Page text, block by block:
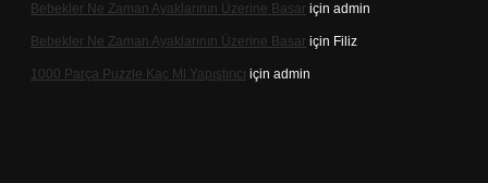
Bebekler Ne Zaman Ayaklarının Üzerine Basar için admin
Bebekler Ne Zaman Ayaklarının Üzerine Basar için Filiz
1000 Parça Puzzle Kaç Ml Yapıştırıcı için admin